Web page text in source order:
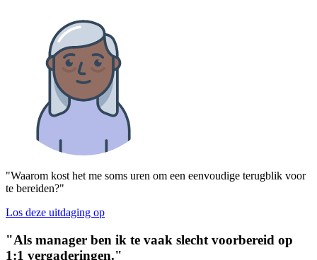
"Waarom kost het me soms uren om een eenvoudige terugblik voor
te bereiden?"
Los deze uitdaging op
"Als manager ben ik te vaak slecht voorbereid op
1:1 vergaderingen."